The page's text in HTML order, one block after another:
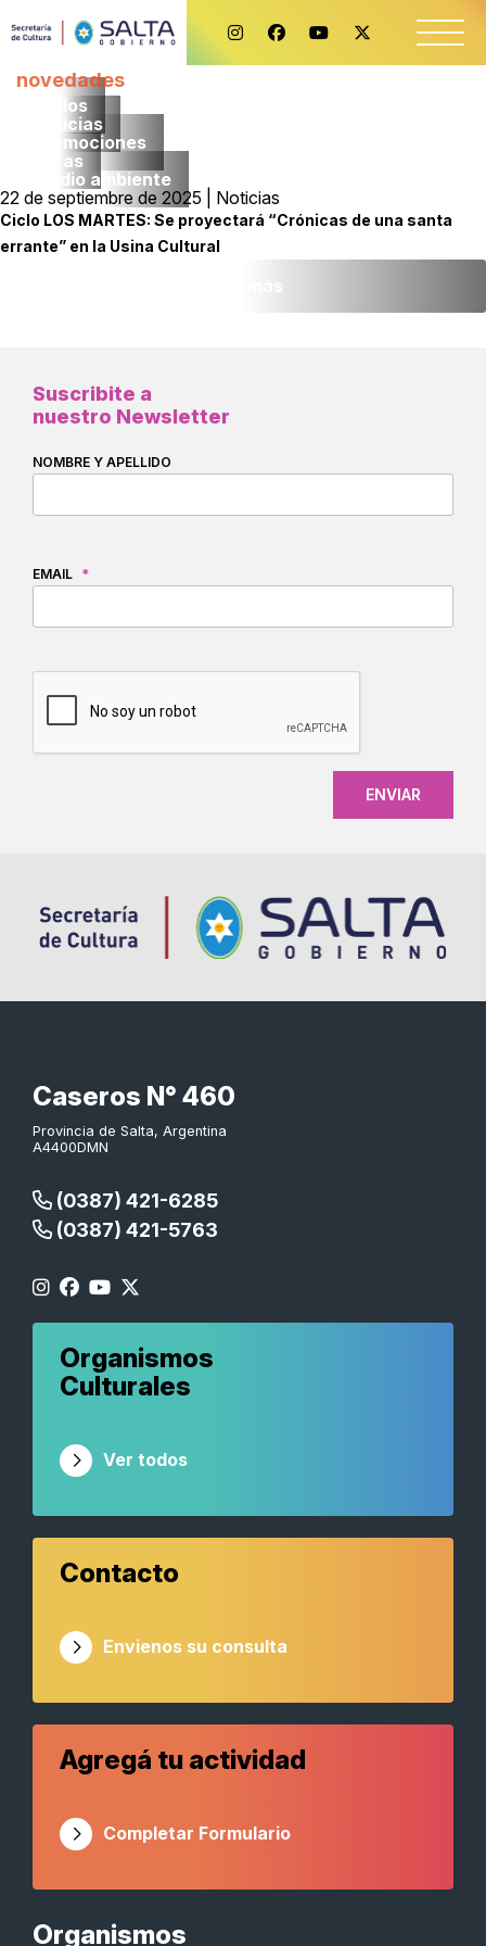
novedades
Todos
noticias
promociones
obras
medio ambiente
22 de septiembre de 2025 | Noticias
Ciclo LOS MARTES: Se proyectará “Crónicas de una santa
errante” en la Usina Cultural
Suscribite a
nuestro Newsletter
NOMBRE Y APELLIDO
EMAIL *
Caseros N° 460
Provincia de Salta, Argentina
A4400DMN
(0387) 421-6285
(0387) 421-5763
Organismos
Organismos
Culturales
Ver todos
Contacto
Envienos su consulta
Agregá tu actividad
Completar Formulario